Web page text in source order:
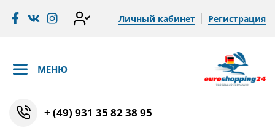
Личный кабинет Регистрация
МЕНЮ
+ (49) 931 35 82 38 95